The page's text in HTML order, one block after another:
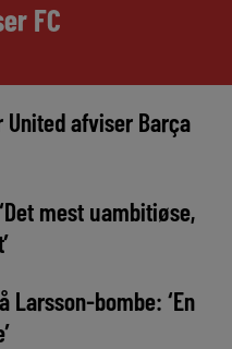
FC
United afviser Barça
mest uambitiøse,
Larsson-bombe: ‘En